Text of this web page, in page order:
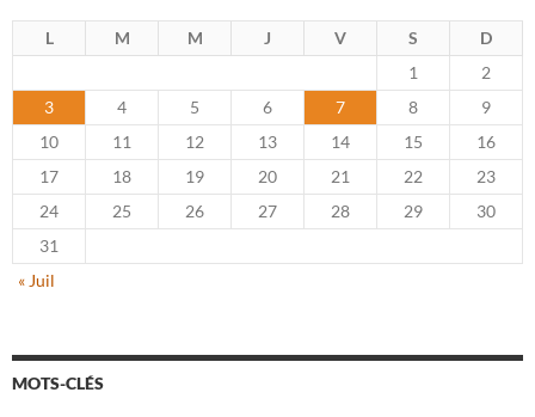
L M M J V S
D
1
2
3
4 5 6 7 8
9
10
11 12 13 14 15
16
17
18 19 20 21 22
23
24
25 26 27 28 29
30
31
« Juil
MOTS-CLÉS